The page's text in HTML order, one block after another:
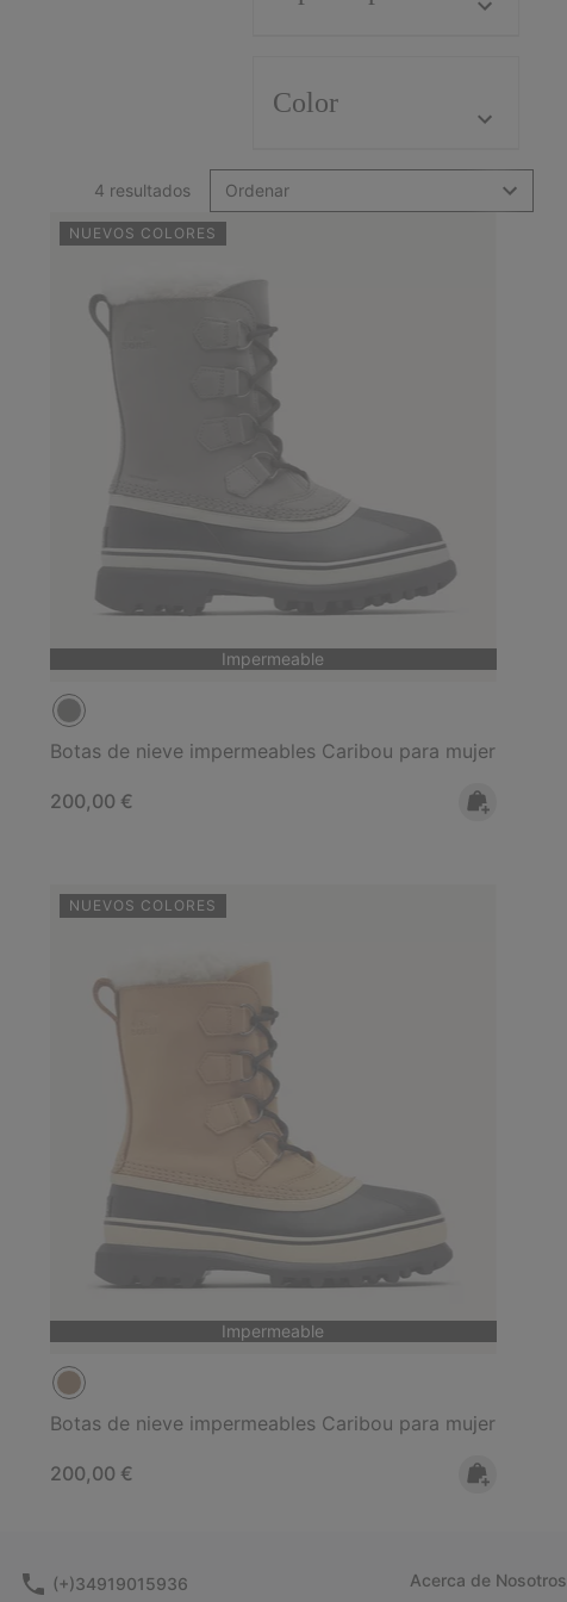
Color
4 resultados Ordenar
NUEVOS COLORES
Impermeable
Botas de nieve impermeables Caribou para mujer
Regular price:
200,00 €
NUEVOS COLORES
Impermeable
Botas de nieve impermeables Caribou para mujer
Regular price:
200,00 €
(+)34919015936 Acerca de Nosotros